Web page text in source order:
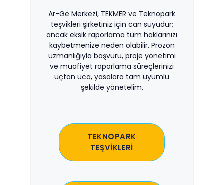
Ar-Ge Merkezi, TEKMER ve Teknopark
teşvikleri şirketiniz için can suyudur;
ancak eksik raporlama tüm haklarınızı
kaybetmenize neden olabilir. Prozon
uzmanlığıyla başvuru, proje yönetimi
ve muafiyet raporlama süreçlerinizi
uçtan uca, yasalara tam uyumlu
şekilde yönetelim.
TEKNOPARK
TEŞVİKLERİ